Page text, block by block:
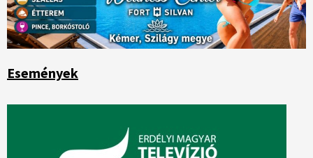
Események